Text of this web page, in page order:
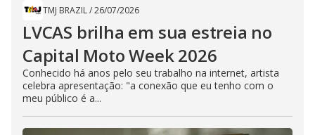
TMJ BRAZIL/26/07/2026
LVCAS brilha em sua estreia no
Capital Moto Week 2026
Conhecido há anos pelo seu trabalho na internet, artista
celebra apresentação: "a conexão que eu tenho com o
meu público é a...